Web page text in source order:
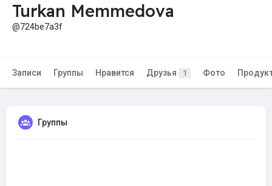
Turkan Memmedova
@724be7a3f
Записи Группы Нравится Друзья 1 Фото
Группы